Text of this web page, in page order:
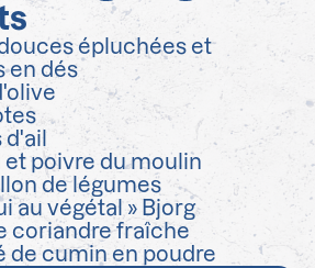
épluchées et
en dés
et poivre du moulin
de légumes
au végétal » Bjorg
coriandre fraîche
de cumin en poudre